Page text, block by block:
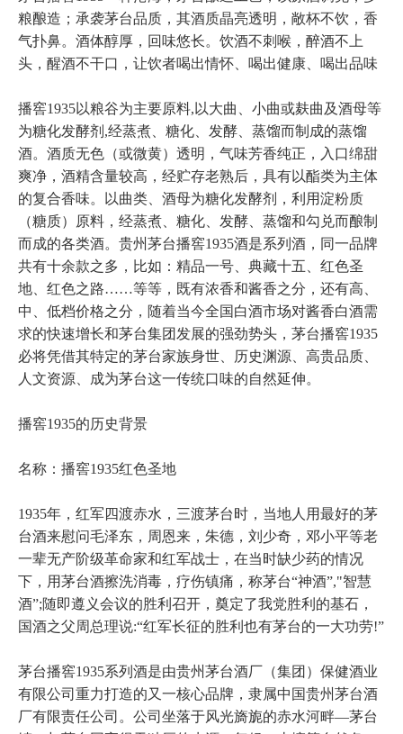
粮酿造；承袭茅台品质，其酒质晶亮透明，敞杯不饮，香
气扑鼻。酒体醇厚，回味悠长。饮酒不刺喉，醉酒不上
头，醒酒不干口，让饮者喝出情怀、喝出健康、喝出品味
播窖1935以粮谷为主要原料,以大曲、小曲或麸曲及酒母等
为糖化发酵剂,经蒸煮、糖化、发酵、蒸馏而制成的蒸馏
酒。酒质无色（或微黄）透明，气味芳香纯正，入口绵甜
爽净，酒精含量较高，经贮存老熟后，具有以酯类为主体
的复合香味。以曲类、酒母为糖化发酵剂，利用淀粉质
（糖质）原料，经蒸煮、糖化、发酵、蒸馏和勾兑而酿制
而成的各类酒。贵州茅台播窖1935酒是系列酒，同一品牌
共有十余款之多，比如：精品一号、典藏十五、红色圣
地、红色之路……等等，既有浓香和酱香之分，还有高、
中、低档价格之分，随着当今全国白酒市场对酱香白酒需
求的快速增长和茅台集团发展的强劲势头，茅台播窖1935
必将凭借其特定的茅台家族身世、历史渊源、高贵品质、
人文资源、成为茅台这一传统口味的自然延伸。
播窖1935的历史背景
名称：播窖1935红色圣地
1935年，红军四渡赤水，三渡茅台时，当地人用最好的茅
台酒来慰问毛泽东，周恩来，朱德，刘少奇，邓小平等老
一辈无产阶级革命家和红军战士，在当时缺少药的情况
下，用茅台酒擦洗消毒，疗伤镇痛，称茅台“神酒”,"智慧
酒”;随即遵义会议的胜利召开，奠定了我党胜利的基石，
国酒之父周总理说:“红军长征的胜利也有茅台的一大功劳!”
茅台播窖1935系列酒是由贵州茅台酒厂（集团）保健酒业
有限公司重力打造的又一核心品牌，隶属中国贵州茅台酒
厂有限责任公司。公司坐落于风光旖旎的赤水河畔—茅台